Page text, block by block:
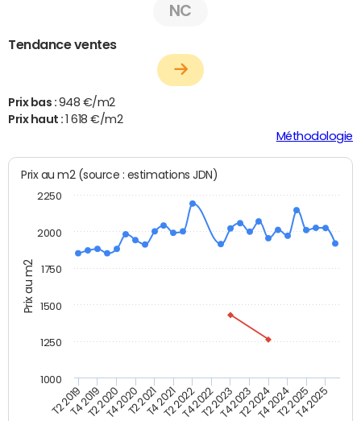
NC
Tendance ventes
Prix bas : 948 €/m2
Prix haut :1 618 €/m2
Méthodologie
Prix au m2
Prix au m2 (source : estimations JDN)
T2 2019T4 2019T2 2020T4 2020T2 2021T4 2021T2 2022T4 2022T2 2023T4 2023T2 2024T4 2024T2 2025T4 2025
1000
1250
1500
1750
2000
2250